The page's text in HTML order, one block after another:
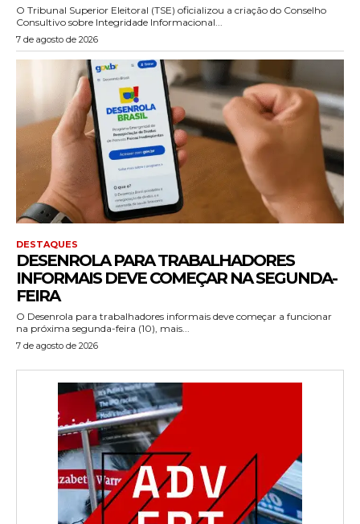
O Tribunal Superior Eleitoral (TSE) oficializou a criação do Conselho
Consultivo sobre Integridade Informacional...
7 de agosto de 2026
DESTAQUES
DESENROLA PARA TRABALHADORES
INFORMAIS DEVE COMEÇAR NA SEGUNDA-
FEIRA
O Desenrola para trabalhadores informais deve começar a funcionar
na próxima segunda-feira (10), mais...
7 de agosto de 2026